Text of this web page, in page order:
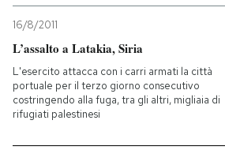
16/8/2011
L’assalto a Latakia, Siria
L'esercito attacca con i carri armati la città
portuale per il terzo giorno consecutivo
costringendo alla fuga, tra gli altri, migliaia di
rifugiati palestinesi